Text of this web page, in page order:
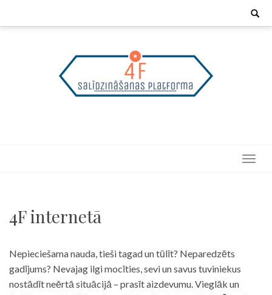
Search
4F internetā
Nepieciešama nauda, tieši tagad un tūlīt? Neparedzēts
gadījums? Nevajag ilgi mocīties, sevi un savus tuviniekus
nostādīt neērtā situācijā – prasīt aizdevumu. Vieglāk un